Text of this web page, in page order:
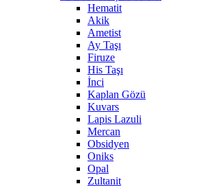
Hematit
Akik
Ametist
Ay Taşı
Firuze
His Taşı
İnci
Kaplan Gözü
Kuvars
Lapis Lazuli
Mercan
Obsidyen
Oniks
Opal
Zultanit